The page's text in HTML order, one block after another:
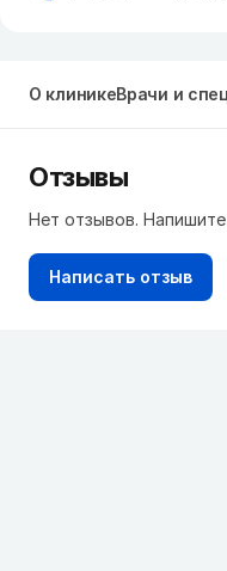
О клиникеВрачи и
Отзывы
Нет отзывов.
Написать отзыв